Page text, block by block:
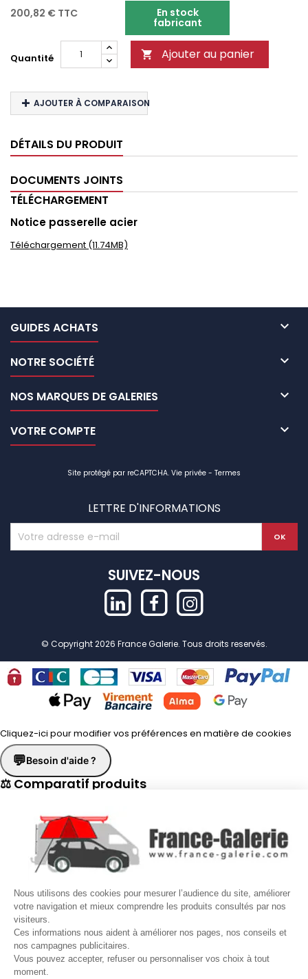
Nous utilisons des cookies pour mesurer l’audience du site, améliorer
votre navigation et mieux comprendre les produits consultés par nos
visiteurs.
Ces informations nous aident à améliorer nos pages, nos conseils et
nos campagnes publicitaires.
Vous pouvez accepter, refuser ou personnaliser vos choix à tout
moment.
200,82 € TTC En stock
fabricant
Quantité  Ajouter au panier
AJOUTER À COMPARAISON
DÉTAILS DU PRODUIT
DOCUMENTS JOINTS
TÉLÉCHARGEMENT
Notice passerelle acier
Téléchargement (11.74MB)
GUIDES ACHATS 
NOTRE SOCIÉTÉ 
NOS MARQUES DE GALERIES 
VOTRE COMPTE 
Site protégé par reCAPTCHA. Vie privée - Termes
LETTRE D'INFORMATIONS
SUIVEZ-NOUS
© Copyright 2026 France Galerie. Tous droits reservés.
Cliquez-ici pour modifier vos préférences en matière de cookies
💬Besoin d'aide ?
⚖ Comparatif produits
📋 Fiche technique
Demander un rappel
Nos conseillers vous rappellent duLundi au Vendredide8h30 à
17h30.
Nom* Prénom*